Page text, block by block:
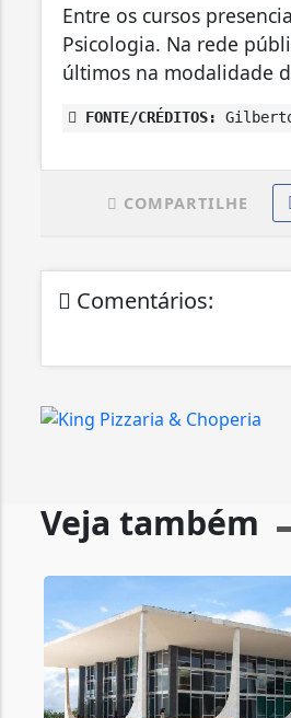
Entre os cursos
Psicologia. Na rede
últimos na modalidade
FONTE/CRÉDITOS:
COMPARTILHE
Comentários:
Veja também